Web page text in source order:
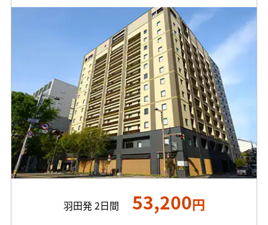
羽田発 2日間 53,200円